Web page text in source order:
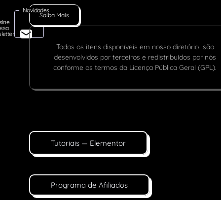
Novidades
Saiba Mais
Todos os itens disponíveis em nosso diretório são
desenvolvidos por terceiros e redistribuídos por nós
conforme os termos da Licença Pública Geral (GPL).
Tutoriais — Elementor
Programa de Afiliados